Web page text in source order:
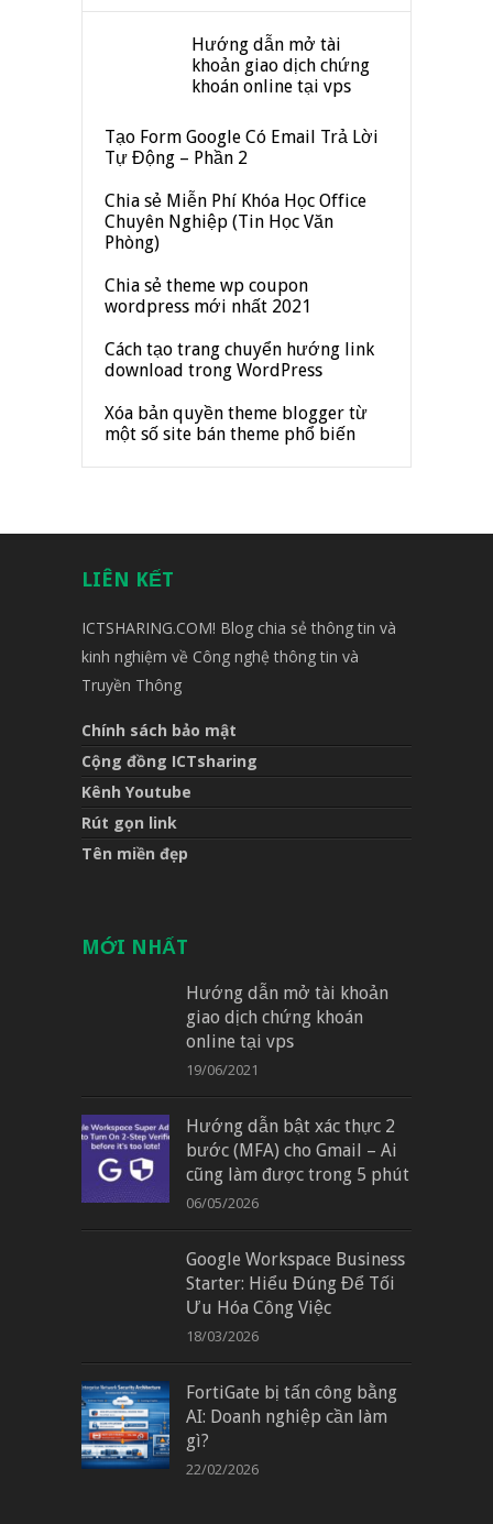
Hướng dẫn mở tài
khoản giao dịch chứng
khoán online tại vps
Tạo Form Google Có Email Trả Lời
Tự Động – Phần 2
Chia sẻ Miễn Phí Khóa Học Office
Chuyên Nghiệp (Tin Học Văn
Phòng)
Chia sẻ theme wp coupon
wordpress mới nhất 2021
Cách tạo trang chuyển hướng link
download trong WordPress
Xóa bản quyền theme blogger từ
một số site bán theme phổ biến
LIÊN KẾT
ICTSHARING.COM! Blog chia sẻ thông tin và
kinh nghiệm về Công nghệ thông tin và
Truyền Thông
Chính sách bảo mật
Cộng đồng ICTsharing
Kênh Youtube
Rút gọn link
Tên miền đẹp
MỚI NHẤT
Hướng dẫn mở tài khoản
giao dịch chứng khoán
online tại vps
19/06/2021
Hướng dẫn bật xác thực 2
bước (MFA) cho Gmail – Ai
cũng làm được trong 5 phút
06/05/2026
Google Workspace Business
Starter: Hiểu Đúng Để Tối
Ưu Hóa Công Việc
18/03/2026
FortiGate bị tấn công bằng
AI: Doanh nghiệp cần làm
gì?
22/02/2026